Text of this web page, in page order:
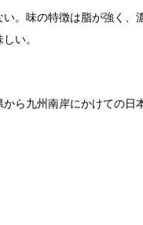
。味の特徴は脂が強く、
い。
ら九州南岸にかけての日